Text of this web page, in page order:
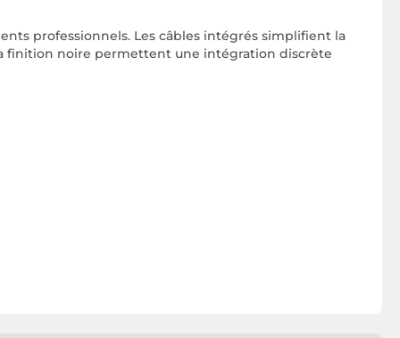
professionnels. Les câbles intégrés simplifient la
finition noire permettent une intégration discrète